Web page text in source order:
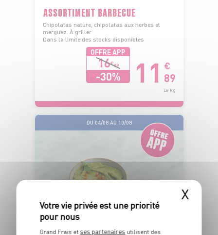
ASSORTIMENT BARBECUE
Chipolatas nature, chipolatas aux herbes et
merguez. À griller
Dans la limite des stocks disponibles
OFFRE APP
16€99
-30% 11 €
89
Le kg
DU 04/08 AU 10/08
ÉLABORÉ EN
ESPAGNE
X
Grand Frais et ses partenaires utilisent des